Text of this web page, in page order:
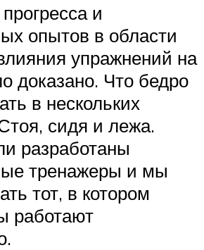
и
опытов в области
упражнений на
Что бедро
в нескольких
сидя и лежа.
разработаны
тренажеры и мы
тот, в котором